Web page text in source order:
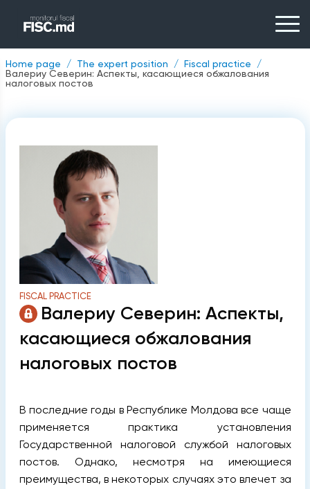
Home page The expert position
Fiscal practice
Валериу Северин: Аспекты, касающиеся обжалования
налоговых постов
FISCAL PRACTICE
Валериу Северин: Аспекты,
касающиеся обжалования
налоговых постов
В последние годы в Республике Молдова все чаще
применяется практика установления
Государственной налоговой службой налоговых
постов. Однако, несмотря на имеющиеся
преимущества, в некоторых случаях это влечет за